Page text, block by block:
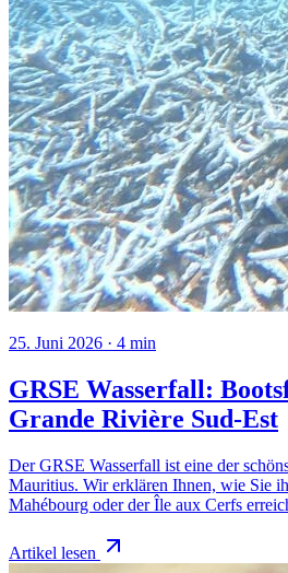
25. Juni 2026 · 4 min
GRSE Wasserfall:
Grande Rivière Sud-Est
Der GRSE Wasserfall ist eine der
Mauritius. Wir erklären Ihnen, wie Sie
Mahébourg oder der Île aux Cerfs
Artikel lesen